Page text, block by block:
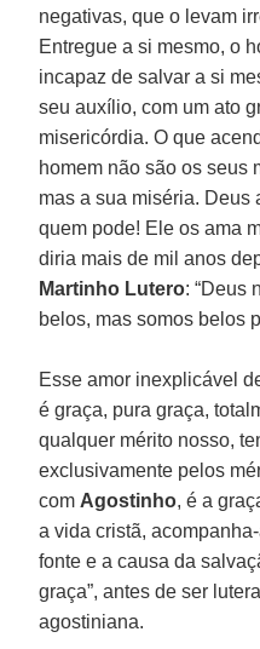
negativas, que o levam
Entregue a si mesmo, o
incapaz de salvar a si
seu auxílio, com um ato
misericórdia. O que
homem não são os seus
mas a sua miséria. Deus
quem pode! Ele os ama
diria mais de mil anos
Martinho Lutero: “Deus
belos, mas somos belos
Esse amor inexplicável
é graça, pura graça,
qualquer mérito nosso,
exclusivamente pelos
com Agostinho, é a
a vida cristã,
fonte e a causa da
graça”, antes de ser
agostiniana.